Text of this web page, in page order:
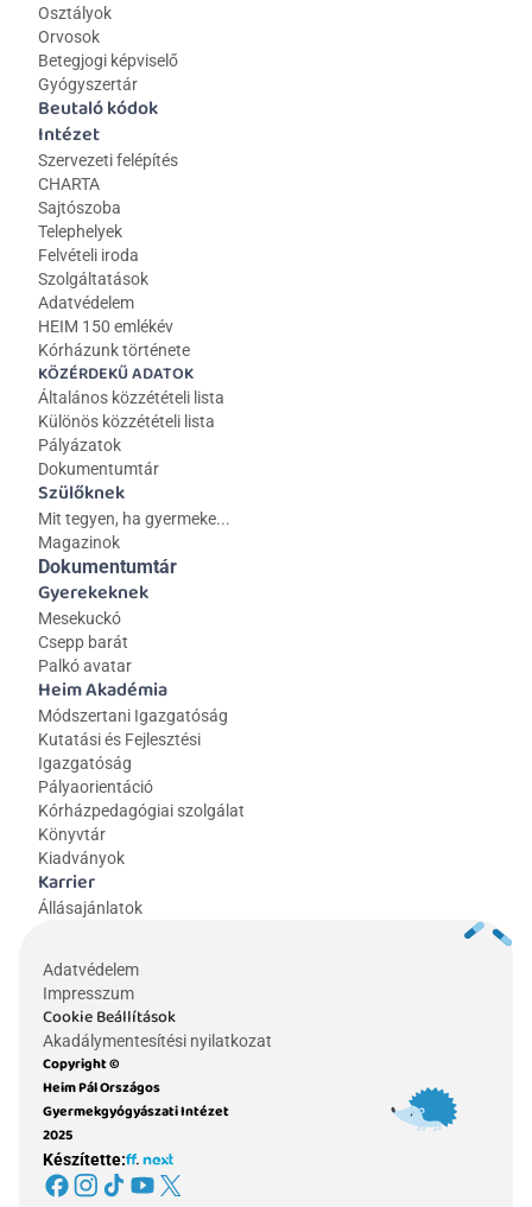
Osztályok
Orvosok
Betegjogi képviselő
Gyógyszertár
Beutaló kódok
Intézet
Szervezeti felépítés
CHARTA
Sajtószoba
Telephelyek
Felvételi iroda
Szolgáltatások
Adatvédelem
HEIM 150 emlékév
Kórházunk története
KÖZÉRDEKŰ ADATOK
Általános közzétételi lista
Különös közzétételi lista
Pályázatok
Dokumentumtár
Szülőknek
Mit tegyen, ha gyermeke...
Magazinok
Gyerekeknek
Mesekuckó
Csepp barát
Palkó avatar
Heim Akadémia
Módszertani Igazgatóság
Kutatási és Fejlesztési
Igazgatóság
Pályaorientáció
Kórházpedagógiai szolgálat
Könyvtár
Kiadványok
Karrier
Állásajánlatok
Dokumentumtár
Adatvédelem
Impresszum
Cookie Beállítások
Akadálymentesítési nyilatkozat
Copyright ©
Heim Pál Országos
Gyermekgyógyászati Intézet
2025
Készítette: